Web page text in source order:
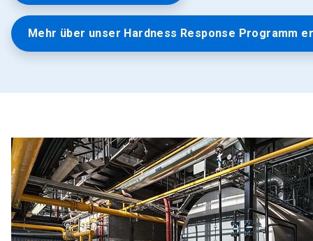
Mehr über unser Hardness Response Programm